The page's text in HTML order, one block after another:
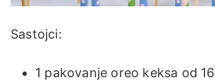
Sastojci:
1 pakovanje oreo keksa od